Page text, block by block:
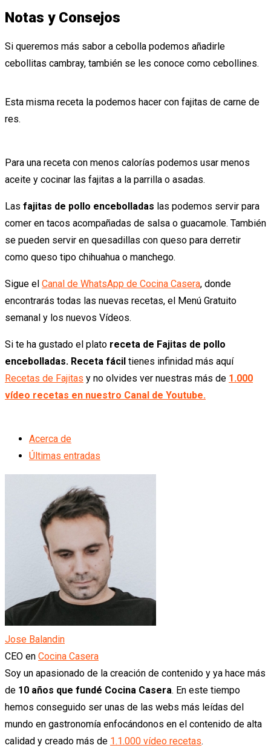
Notas y Consejos
Si queremos más sabor a cebolla podemos añadirle
cebollitas cambray, también se les conoce como cebollines.
Esta misma receta la podemos hacer con fajitas de carne de
res.
Para una receta con menos calorías podemos usar menos
aceite y cocinar las fajitas a la parrilla o asadas.
Las fajitas de pollo encebolladas las podemos servir para
comer en tacos acompañadas de salsa o guacamole. También
se pueden servir en quesadillas con queso para derretir
como queso tipo chihuahua o manchego.
Sigue el Canal de WhatsApp de Cocina Casera, donde
encontrarás todas las nuevas recetas, el Menú Gratuito
semanal y los nuevos Vídeos.
Si te ha gustado el plato receta de Fajitas de pollo
encebolladas. Receta fácil tienes infinidad más aquí
Recetas de Fajitas y no olvides ver nuestras más de 1.000
vídeo recetas en nuestro Canal de Youtube.
Acerca de
Últimas entradas
Jose Balandin
CEO en Cocina Casera
Soy un apasionado de la creación de contenido y ya hace más
de 10 años que fundé Cocina Casera. En este tiempo
hemos conseguido ser unas de las webs más leídas del
mundo en gastronomía enfocándonos en el contenido de alta
calidad y creado más de 1.1.000 vídeo recetas.